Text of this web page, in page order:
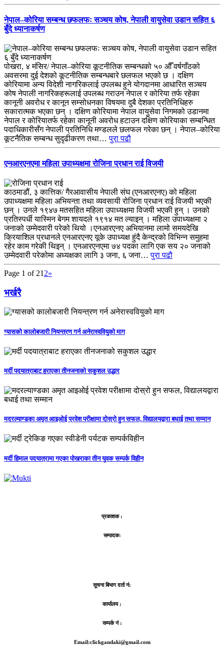
नेपाल–कोरिया सम्बन्ध छफलफः सञ्चय कोष, नेपाली वायुसेवा उडान सहित ६
बुँदे ध्यानाकर्षण
पोखरा, ४ मंसिर/ नेपाल–कोरिया कूटनीतिक सम्बन्धको ५० औँ वर्षगाँठको
अवसरमा दुई देशको कूटनीतिक सम्बन्धबारे छलफल भएको छ । दक्षिण
कोरियामा अन्य विदेशी नागरिकलाई उपलब्ध हुने योगदानमा आधारित सञ्चय
कोष नेपाली नागरिकहरूलाई उपलब्ध गराउन नेपाल र कोरिया तर्फ रहेका
कानूनी अवरोध र कानून सम्सोधनका विषयमा दुबै देशका प्रतिनिधिहरु
सकारात्मक भएका छन् । दक्षिण कोरियामा नेपाल वायुसेवा निगमको उडानमा
नेपाल र कोरियातर्फ रहेका कानूनी अवरोध हटाउन दक्षिण कोरियाका सम्बन्धित
पदाधिकारीसँग नेपाली प्रतिनिधि मण्डलले छलफल गरेका छन् । नेपाल–कोरिया
कूटनैतिक सम्बन्ध सुदृढीकरण तथा…पुरा पढौ
एनआरएनएमा महिला उपाध्यक्षमा रोजिना प्रधान राई विजयी
काठमाडौं, ३ कात्तिक/ गैरआवासीय नेपाली संघ (एनआरएनए) को महिला
उपाध्यक्षमा महिला अभियन्ता तथा व्यवसायी रोजिना प्रधान राई विजयी भएकी
छन् । उनले १९४७ मतसहित महिला उपाध्यक्षमा विजयी भएकी हुन् । उनको
प्रतिस्पर्धी यास्मिन बेगम शायदले १९१४ मत ल्याइन् । महिला उपाध्यक्षमा २
जनाको उम्मेदवारी परेको थियो ।एनआरएनए अभियानमा लामो समयदेखि
क्रियाशिल प्रधानले एनआरएनए यूके उपाध्यक्ष हुंदै केन्द्रको विभिन्न समुहमा
रहेर काम गरेकी थिइन् । एनआरएनएमा ७४ पदका लागि एक सय २० जनाको
उम्मेदवारी परेकोमा अध्यक्षका लागि ३ जना, ६ जना…पुरा पढौ
Page 1 of 21 2»
भर्खरै
ग्यासको कालोबजारी नियन्त्रण गर्न अनेरास्ववियुको माग
मर्दी पदयात्राबाट हराएका तीनजनाको सकुशल उद्धार
मदरल्याण्डका अमृत आइओई प्रवेश परीक्षामा दोस्रो हुन सफल, विद्यालयद्वारा बधाई तथा सम्मान
मर्दी हिमाल पदयात्रामा गएका पोखराका तीन युवक सम्पर्क विहीन
प्रकाशक :
सम्पादकः
सूचना बिभाग दर्ता नं:
कार्यालय :
सम्पर्क नं :
Email:clickgandaki@gmail.com